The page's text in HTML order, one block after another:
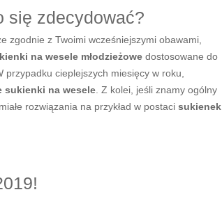
się zdecydować?
zgodnie z Twoimi wcześniejszymi obawami,
na wesele młodzieżowe dostosowane do
cieplejszych miesięcy w roku,
sukienki na wesele . Z kolei, jeśli znamy ogólny
rozwiązania na przykład w postaci sukienek